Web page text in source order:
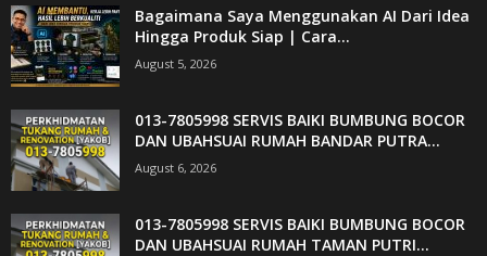
Bagaimana Saya Menggunakan AI Dari Idea
Hingga Produk Siap | Cara...
August 5, 2026
013-7805998 SERVIS BAIKI BUMBUNG BOCOR
DAN UBAHSUAI RUMAH BANDAR PUTRA...
August 6, 2026
013-7805998 SERVIS BAIKI BUMBUNG BOCOR
DAN UBAHSUAI RUMAH TAMAN PUTRI...